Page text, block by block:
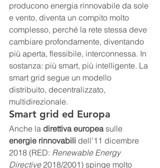
producono energia rinnovabile da sole
e vento, diventa un compito molto
complesso, perché la rete stessa deve
cambiare profondamente, diventando
più aperta, flessibile, interconnessa. In
sostanza: più smart, più intelligente. La
smart grid segue un modello
distribuito, decentralizzato,
multidirezionale.
Smart grid ed Europa
Anche la direttiva europea sulle
energie rinnovabili dell’11 dicembre
2018 (RED: Renewable Energy
Directive 2018/2001) spinge molto